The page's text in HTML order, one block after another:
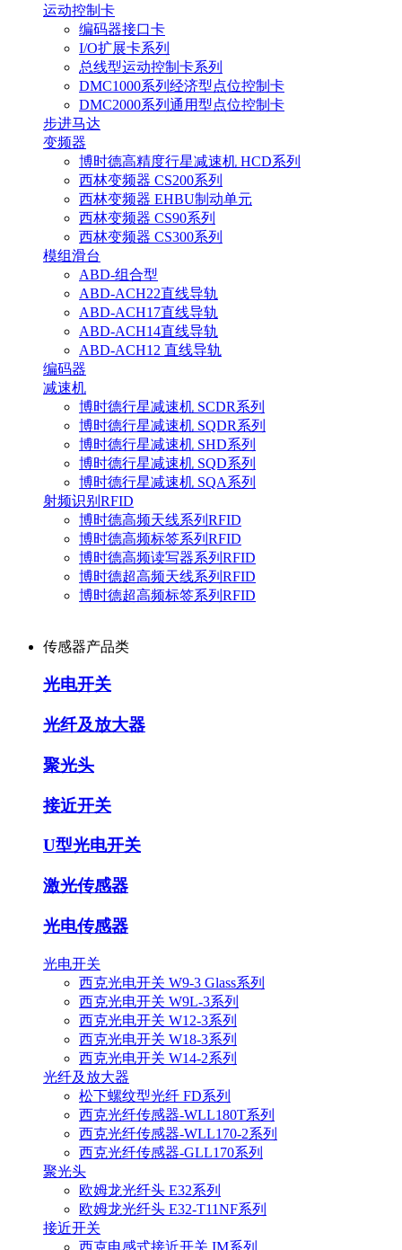
运动控制卡
编码器接口卡
I/O扩展卡系列
总线型运动控制卡系列
DMC1000系列经济型点位控制卡
DMC2000系列通用型点位控制卡
步进马达
变频器
博时德高精度行星减速机 HCD系列
西林变频器 CS200系列
西林变频器 EHBU制动单元
西林变频器 CS90系列
西林变频器 CS300系列
模组滑台
ABD-组合型
ABD-ACH22直线导轨
ABD-ACH17直线导轨
ABD-ACH14直线导轨
ABD-ACH12 直线导轨
编码器
减速机
博时德行星减速机 SCDR系列
博时德行星减速机 SQDR系列
博时德行星减速机 SHD系列
博时德行星减速机 SQD系列
博时德行星减速机 SQA系列
射频识别RFID
博时德高频天线系列RFID
博时德高频标签系列RFID
博时德高频读写器系列RFID
博时德超高频天线系列RFID
博时德超高频标签系列RFID
传感器产品类
光电开关
光纤及放大器
聚光头
接近开关
U型光电开关
激光传感器
光电传感器
光电开关
西克光电开关 W9-3 Glass系列
西克光电开关 W9L-3系列
西克光电开关 W12-3系列
西克光电开关 W18-3系列
西克光电开关 W14-2系列
光纤及放大器
松下螺纹型光纤 FD系列
西克光纤传感器-WLL180T系列
西克光纤传感器-WLL170-2系列
西克光纤传感器-GLL170系列
聚光头
欧姆龙光纤头 E32系列
欧姆龙光纤头 E32-T11NF系列
接近开关
西克电感式接近开关 IM系列